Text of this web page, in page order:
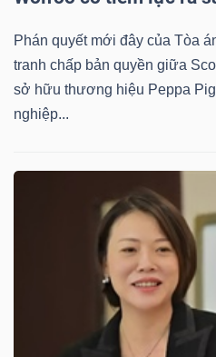
Phán quyết mới đây của Tòa
tranh chấp bản quyền giữa
sở hữu thương hiệu Peppa
nghiệp...